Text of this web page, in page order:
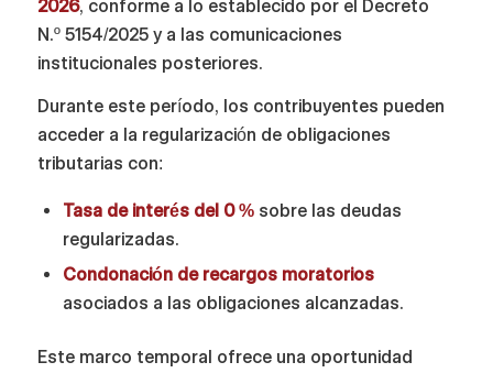
2026, conforme a lo establecido por el Decreto
N.º 5154/2025 y a las comunicaciones
institucionales posteriores.
Durante este período, los contribuyentes pueden
acceder a la regularización de obligaciones
tributarias con:
Tasa de interés del 0 %sobre las deudas
regularizadas.
Condonación de recargos moratorios
asociados a las obligaciones alcanzadas.
Este marco temporal ofrece una oportunidad